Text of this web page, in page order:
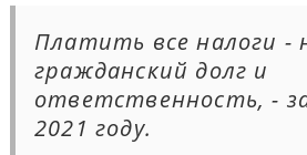
Платить все налоги -
гражданский долг и
ответственность, -
2021 году.